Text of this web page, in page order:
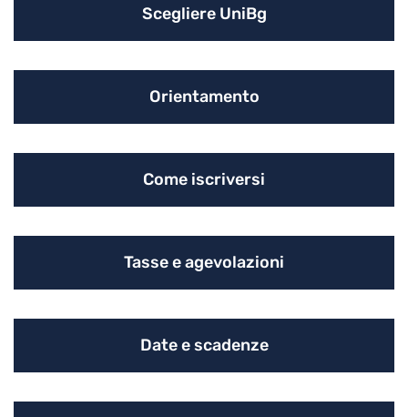
Scegliere UniBg
Orientamento
Come iscriversi
Tasse e agevolazioni
Date e scadenze